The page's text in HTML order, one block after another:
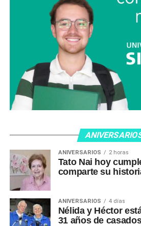
ANIVERSARIOS 2 horas
Tato Nai hoy
comparte su
ANIVERSARIOS 4 días
Nélida y Héctor
31 años de